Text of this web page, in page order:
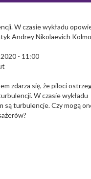
W czasie wykładu
Andrey Nikolaevich
- 11:00
zdarza się, że piloci
W czasie wykładu
są turbulencje. Czy mogą